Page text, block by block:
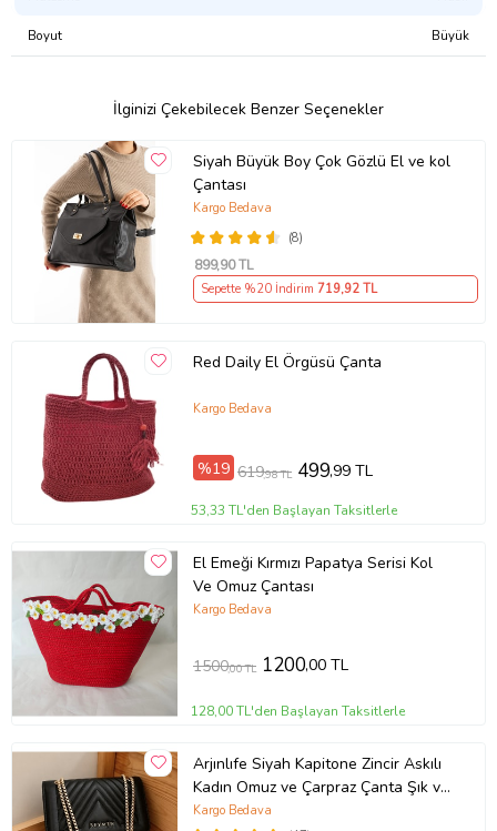
Boyut Büyük
İlginizi Çekebilecek Benzer Seçenekler
Siyah Büyük Boy Çok Gözlü El ve kol
Çantası
(8)
Kargo Bedava
899,90 TL
Sepette %20 İndirim 719,92 TL
Red Daily El Örgüsü Çanta
Kargo Bedava
%19 619,98 TL 499,99 TL
53,33 TL'den Başlayan Taksitlerle
El Emeği Kırmızı Papatya Serisi Kol
Ve Omuz Çantası
Kargo Bedava
1500,00 TL 1200,00 TL
128,00 TL'den Başlayan Taksitlerle
Arjınlıfe Siyah Kapitone Zincir Askılı
Kadın Omuz ve Çarpraz Çanta Şık ve
Günlük kullanım.
Kargo Bedava